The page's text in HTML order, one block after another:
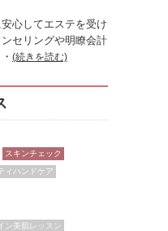
心してエステを受け
セリングや明瞭会計
(続きを読む)
スキンチェック
ィハンドケア
ン美肌レッスン